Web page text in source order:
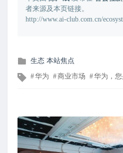
者来源及本页链接。
http://www.ai-club.com.cn/
发
在
生态 本站焦点
文华为 商业市场 华为，